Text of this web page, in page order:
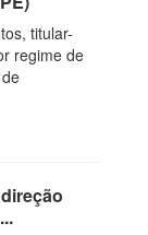
titular-
regime de